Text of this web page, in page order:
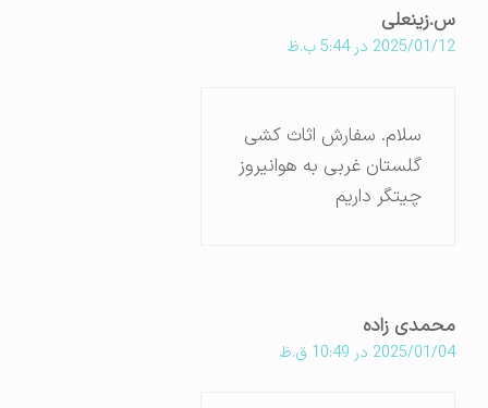
س.زینعلی
2025/01/12 در 5:44 ب.ظ
سلام. سفارش اثاث کشی
گلستان غربی به هوانیروز
چیتگر داریم
محمدی زاده
2025/01/04 در 10:49 ق.ظ